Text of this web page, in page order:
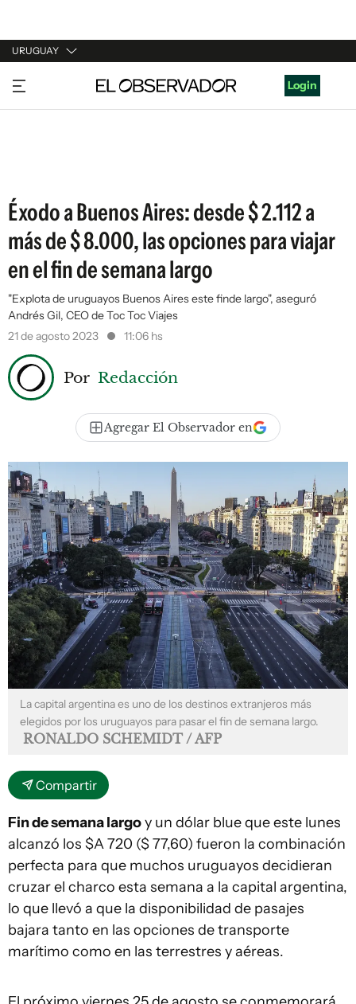
URUGUAY
URUGUAY
ARGENTINA
Login
Éxodo a Buenos Aires: desde $ 2.112 a
más de $ 8.000, las opciones para viajar
en el fin de semana largo
"Explota de uruguayos Buenos Aires este finde largo", aseguró
Andrés Gil, CEO de Toc Toc Viajes
21 de agosto 2023
11:06 hs
Por Redacción
Agregar El Observador en
La capital argentina es uno de los destinos extranjeros más
elegidos por los uruguayos para pasar el fin de semana largo.
RONALDO SCHEMIDT / AFP
Compartir
Fin de semana largoy un dólar blue que este lunes
alcanzó los $A 720 ($ 77,60) fueron la combinación
perfecta para que muchos uruguayos decidieran
cruzar el charco esta semana a la capital argentina,
lo que llevó a que la disponibilidad de pasajes
bajara tanto en las opciones de transporte
marítimo como en las terrestres y aéreas.